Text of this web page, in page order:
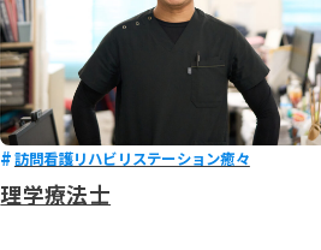
訪問看護リハビリステーション癒々
理学療法士